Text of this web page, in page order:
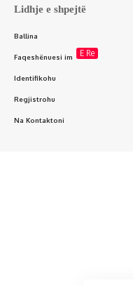
Lidhje e shpejtë
Ballina
Faqeshënuesi im E Re
Identifikohu
Regjistrohu
Na Kontaktoni